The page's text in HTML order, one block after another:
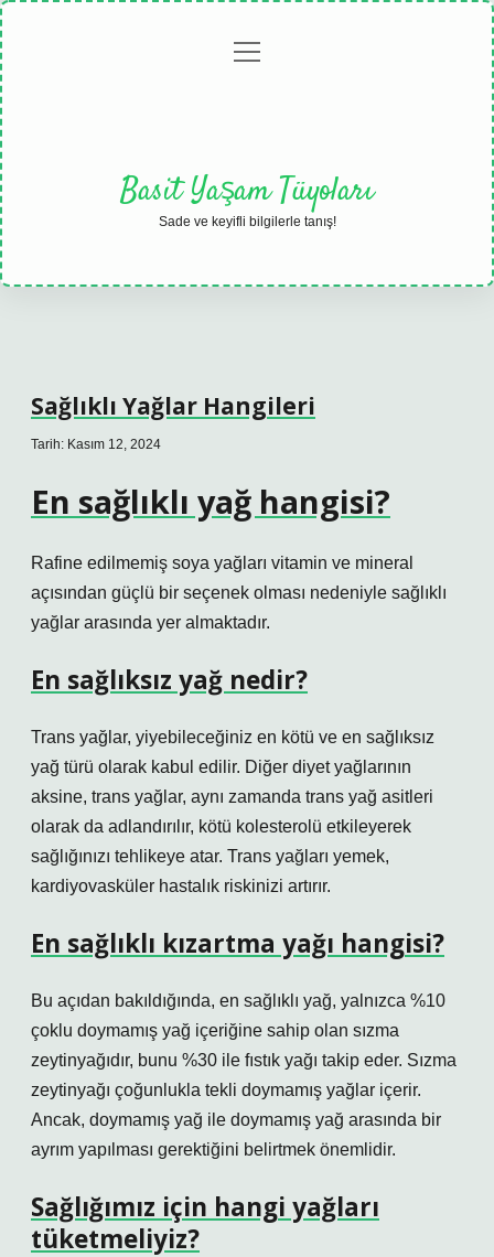
Gizlilikmenüyü
Basit Yaşam Tüyoları
Sade ve keyifli bilgilerle tanış!
Sağlıklı Yağlar Hangileri
Tarih: Kasım 12, 2024
En sağlıklı yağ hangisi?
Rafine edilmemiş soya yağları vitamin ve mineral
açısından güçlü bir seçenek olması nedeniyle sağlıklı
yağlar arasında yer almaktadır.
En sağlıksız yağ nedir?
Trans yağlar, yiyebileceğiniz en kötü ve en sağlıksız
yağ türü olarak kabul edilir. Diğer diyet yağlarının
aksine, trans yağlar, aynı zamanda trans yağ asitleri
olarak da adlandırılır, kötü kolesterolü etkileyerek
sağlığınızı tehlikeye atar. Trans yağları yemek,
kardiyovasküler hastalık riskinizi artırır.
En sağlıklı kızartma yağı hangisi?
Bu açıdan bakıldığında, en sağlıklı yağ, yalnızca %10
çoklu doymamış yağ içeriğine sahip olan sızma
zeytinyağıdır, bunu %30 ile fıstık yağı takip eder. Sızma
zeytinyağı çoğunlukla tekli doymamış yağlar içerir.
Ancak, doymamış yağ ile doymamış yağ arasında bir
ayrım yapılması gerektiğini belirtmek önemlidir.
Sağlığımız için hangi yağları
tüketmeliyiz?